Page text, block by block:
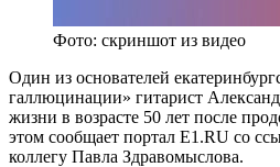
Фото: скриншот из видео
Один из основателей
галлюцинации» гитарист
жизни в возрасте 50 лет после
этом сообщает портал E1.RU со
коллегу Павла Здравомыслова.